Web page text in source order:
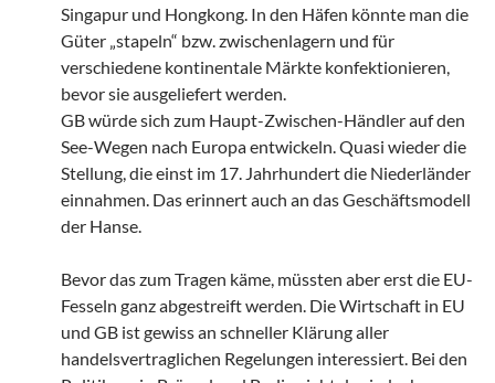
Singapur und Hongkong. In den Häfen könnte man die
Güter „stapeln“ bzw. zwischenlagern und für
verschiedene kontinentale Märkte konfektionieren,
bevor sie ausgeliefert werden.
GB würde sich zum Haupt-Zwischen-Händler auf den
See-Wegen nach Europa entwickeln. Quasi wieder die
Stellung, die einst im 17. Jahrhundert die Niederländer
einnahmen. Das erinnert auch an das Geschäftsmodell
der Hanse.
Bevor das zum Tragen käme, müssten aber erst die EU-
Fesseln ganz abgestreift werden. Die Wirtschaft in EU
und GB ist gewiss an schneller Klärung aller
handelsvertraglichen Regelungen interessiert. Bei den